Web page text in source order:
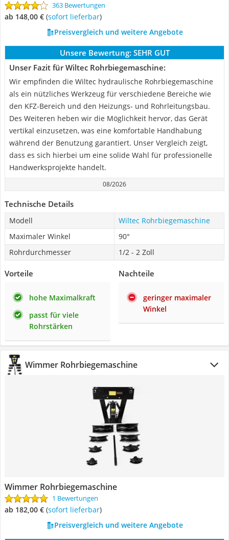
363 Bewertungen
ab 148,00 € ( Sofort lieferbar)
Preisvergleich und weitere Angebote
Unsere Bewertung: SEHR GUT
Unser Fazit für Wiltec Rohrbiegemaschine:
Wir empfinden die Wiltec hydraulische Rohrbiegemaschine
als ein nützliches Werkzeug für verschiedene Bereiche wie
den KFZ-Bereich und den Heizungs- und Rohrleitungsbau.
Des Weiteren heben wir die Möglichkeit hervor, das Gerät
vertikal einzusetzen, was eine komfortable Handhabung
während der Benutzung garantiert. Unser Vergleich zeigt,
dass es sich hierbei um eine solide Wahl für professionelle
Handwerksprojekte handelt.
08/2026
Technische Details
Modell
Wiltec Rohrbiegemaschine
Maximaler Winkel
90°
Rohrdurchmesser
1/2 - 2 Zoll
Vorteile
hohe Maximalkraft
passt für viele
Rohrstärken
Nachteile
geringer maximaler
Winkel
Wimmer Rohrbiegemaschine
Wimmer Rohrbiegemaschine
1 Bewertungen
ab 182,00 € ( Sofort lieferbar)
Preisvergleich und weitere Angebote